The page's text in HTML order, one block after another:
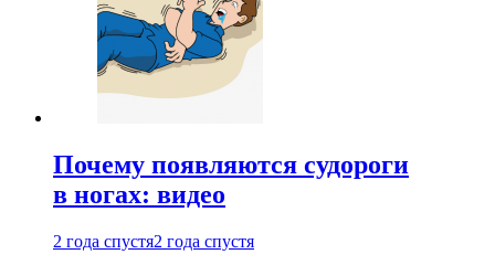
Почему появляются судороги
в ногах: видео
2 года спустя2 года спустя